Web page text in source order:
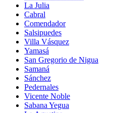
La Julia
Cabral
Comendador
Salsipuedes
Villa Vásquez
Yamasá
San Gregorio de Nigua
Samaná
Sánchez
Pedernales
Vicente Noble
Sabana Yegua